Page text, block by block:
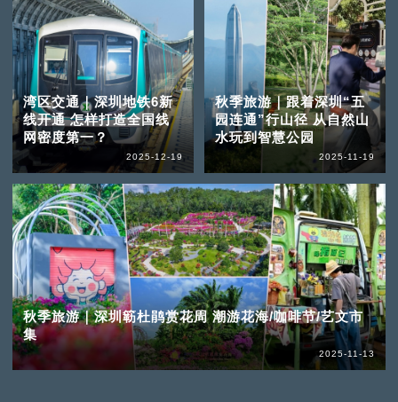
湾区交通｜深圳地铁6新
线开通 怎样打造全国线
网密度第一？
2025-12-19
秋季旅游｜跟着深圳“五
园连通”行山径 从自然山
水玩到智慧公园
2025-11-19
秋季旅游｜深圳簕杜鹃赏花周 潮游花海/咖啡节/艺文市
集
2025-11-13